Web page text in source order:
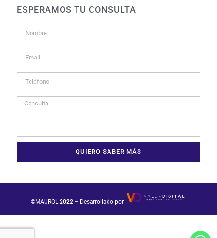
ESPERAMOS TU CONSULTA
QUIERO SABER MÁS
©MAUROL 2022 – Desarrollado por